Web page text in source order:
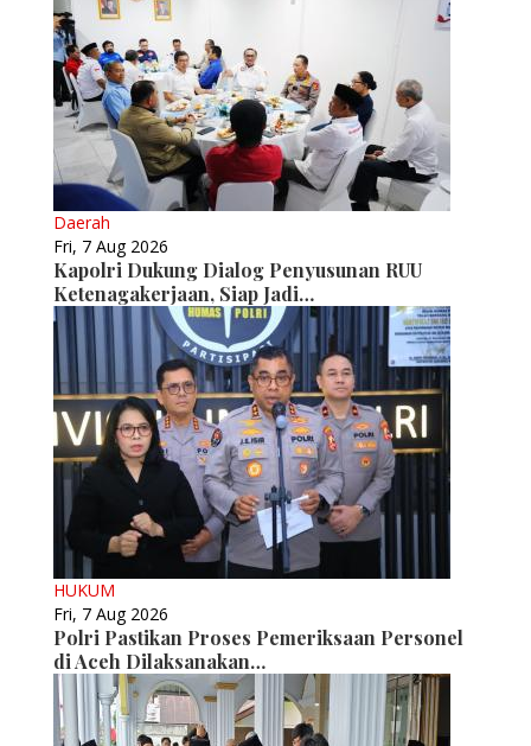
Daerah
Fri, 7 Aug 2026
Kapolri Dukung Dialog Penyusunan RUU
Ketenagakerjaan, Siap Jadi…
HUKUM
Fri, 7 Aug 2026
Polri Pastikan Proses Pemeriksaan Personel
di Aceh Dilaksanakan…